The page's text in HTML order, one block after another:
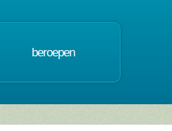
beroepen